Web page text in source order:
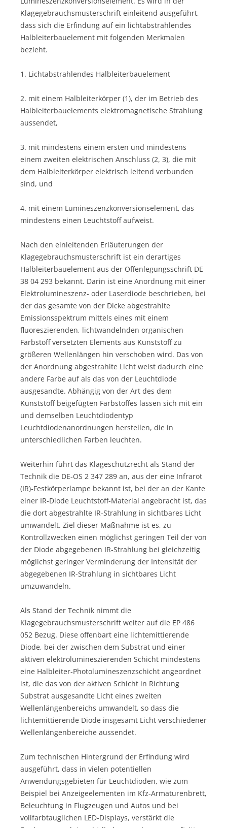
Klagegebrauchsmusterschrift einleitend ausgeführt,
dass sich die Erfindung auf ein lichtabstrahlendes
Halbleiterbauelement mit folgenden Merkmalen
bezieht.
1. Lichtabstrahlendes Halbleiterbauelement
2. mit einem Halbleiterkörper (1), der im Betrieb des
Halbleiterbauelements elektromagnetische Strahlung
aussendet,
3. mit mindestens einem ersten und mindestens
einem zweiten elektrischen Anschluss (2, 3), die mit
dem Halbleiterkörper elektrisch leitend verbunden
sind, und
4. mit einem Lumineszenzkonversionselement, das
mindestens einen Leuchtstoff aufweist.
Nach den einleitenden Erläuterungen der
Klagegebrauchsmusterschrift ist ein derartiges
Halbleiterbauelement aus der Offenlegungsschrift DE
38 04 293 bekannt. Darin ist eine Anordnung mit einer
Elektrolumineszenz- oder Laserdiode beschrieben, bei
der das gesamte von der Dicke abgestrahlte
Emissionsspektrum mittels eines mit einem
fluoreszierenden, lichtwandelnden organischen
Farbstoff versetzten Elements aus Kunststoff zu
größeren Wellenlängen hin verschoben wird. Das von
der Anordnung abgestrahlte Licht weist dadurch eine
andere Farbe auf als das von der Leuchtdiode
ausgesandte. Abhängig von der Art des dem
Kunststoff beigefügten Farbstoffes lassen sich mit ein
und demselben Leuchtdiodentyp
Leuchtdiodenanordnungen herstellen, die in
unterschiedlichen Farben leuchten.
Weiterhin führt das Klageschutzrecht als Stand der
Technik die DE-OS 2 347 289 an, aus der eine Infrarot
(IR)-Festkörperlampe bekannt ist, bei der an der Kante
einer IR-Diode Leuchtstoff-Material angebracht ist, das
die dort abgestrahlte IR-Strahlung in sichtbares Licht
umwandelt. Ziel dieser Maßnahme ist es, zu
Kontrollzwecken einen möglichst geringen Teil der von
der Diode abgegebenen IR-Strahlung bei gleichzeitig
möglichst geringer Verminderung der Intensität der
abgegebenen IR-Strahlung in sichtbares Licht
umzuwandeln.
Als Stand der Technik nimmt die
Klagegebrauchsmusterschrift weiter auf die EP 486
052 Bezug. Diese offenbart eine lichtemittierende
Diode, bei der zwischen dem Substrat und einer
aktiven elektrolumineszierenden Schicht mindestens
eine Halbleiter-Photolumineszenzschicht angeordnet
ist, die das von der aktiven Schicht in Richtung
Substrat ausgesandte Licht eines zweiten
Wellenlängenbereichs umwandelt, so dass die
lichtemittierende Diode insgesamt Licht verschiedener
Wellenlängenbereiche aussendet.
Zum technischen Hintergrund der Erfindung wird
ausgeführt, dass in vielen potentiellen
Anwendungsgebieten für Leuchtdioden, wie zum
Beispiel bei Anzeigeelementen im Kfz-Armaturenbrett,
Beleuchtung in Flugzeugen und Autos und bei
vollfarbtauglichen LED-Displays, verstärkt die